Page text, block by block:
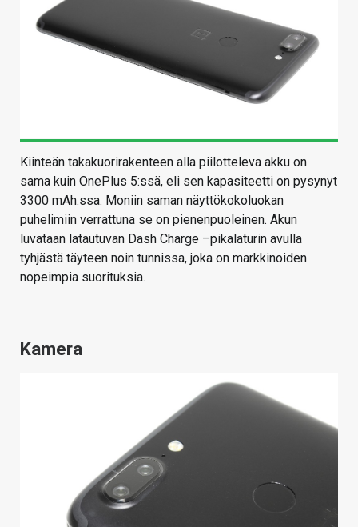
Kiinteän takakuorirakenteen alla piilotteleva akku on
sama kuin OnePlus 5:ssä, eli sen kapasiteetti on pysynyt
3300 mAh:ssa. Moniin saman näyttökokoluokan
puhelimiin verrattuna se on pienenpuoleinen. Akun
luvataan latautuvan Dash Charge –pikalaturin avulla
tyhjästä täyteen noin tunnissa, joka on markkinoiden
nopeimpia suorituksia.
Kamera